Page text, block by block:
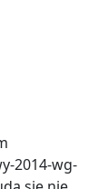
2014-wg-